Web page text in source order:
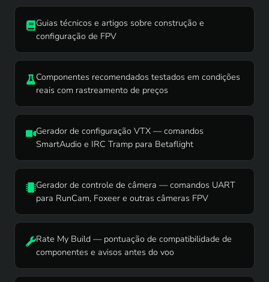
Guias técnicos e artigos sobre construção e
configuração de FPV
Componentes recomendados testados em condições
reais com rastreamento de preços
Gerador de configuração VTX — comandos
SmartAudio e IRC Tramp para Betaflight
Gerador de controle de câmera — comandos UART
para RunCam, Foxeer e outras câmeras FPV
Rate My Build — pontuação de compatibilidade de
componentes e avisos antes do voo